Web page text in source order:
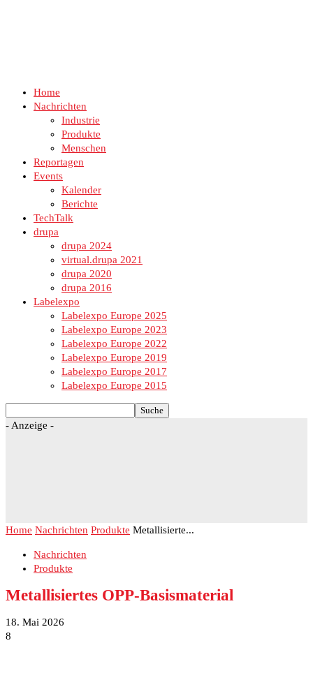
Home
Nachrichten
Industrie
Produkte
Menschen
Reportagen
Events
Kalender
Berichte
TechTalk
drupa
drupa 2024
virtual.drupa 2021
drupa 2020
drupa 2016
Labelexpo
Labelexpo Europe 2025
Labelexpo Europe 2023
Labelexpo Europe 2022
Labelexpo Europe 2019
Labelexpo Europe 2017
Labelexpo Europe 2015
- Anzeige -
Home Nachrichten Produkte Metallisierte...
Nachrichten
Produkte
Metallisiertes OPP-Basismaterial
18. Mai 2026
8